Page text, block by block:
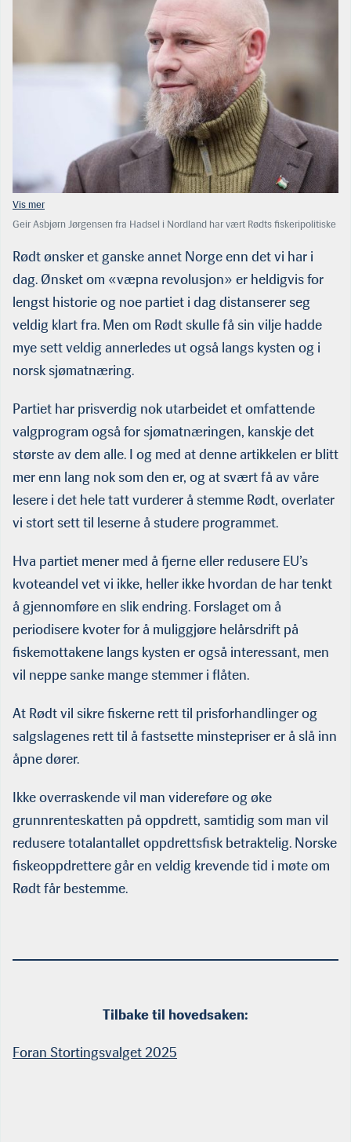
Geir Asbjørn Jørgensen fra Hadsel i Nordland har vært Rødts fiskeripolitiske
beholder plassen på Tinget. (Foto: NTB)
Rødt ønsker et ganske annet Norge enn det vi har i
dag. Ønsket om «væpna revolusjon» er heldigvis for
lengst historie og noe partiet i dag distanserer seg
veldig klart fra. Men om Rødt skulle få sin vilje hadde
mye sett veldig annerledes ut også langs kysten og i
norsk sjømatnæring.
Partiet har prisverdig nok utarbeidet et omfattende
valgprogram også for sjømatnæringen, kanskje det
største av dem alle. I og med at denne artikkelen er blitt
mer enn lang nok som den er, og at svært få av våre
lesere i det hele tatt vurderer å stemme Rødt, overlater
vi stort sett til leserne å studere programmet.
Hva partiet mener med å fjerne eller redusere EU’s
kvoteandel vet vi ikke, heller ikke hvordan de har tenkt
å gjennomføre en slik endring. Forslaget om å
periodisere kvoter for å muliggjøre helårsdrift på
fiskemottakene langs kysten er også interessant, men
vil neppe sanke mange stemmer i flåten.
At Rødt vil sikre fiskerne rett til prisforhandlinger og
salgslagenes rett til å fastsette minstepriser er å slå inn
åpne dører.
Ikke overraskende vil man videreføre og øke
grunnrenteskatten på oppdrett, samtidig som man vil
redusere totalantallet oppdrettsfisk betraktelig. Norske
fiskeoppdrettere går en veldig krevende tid i møte om
Rødt får bestemme.
Tilbake til hovedsaken:
Foran Stortingsvalget 2025